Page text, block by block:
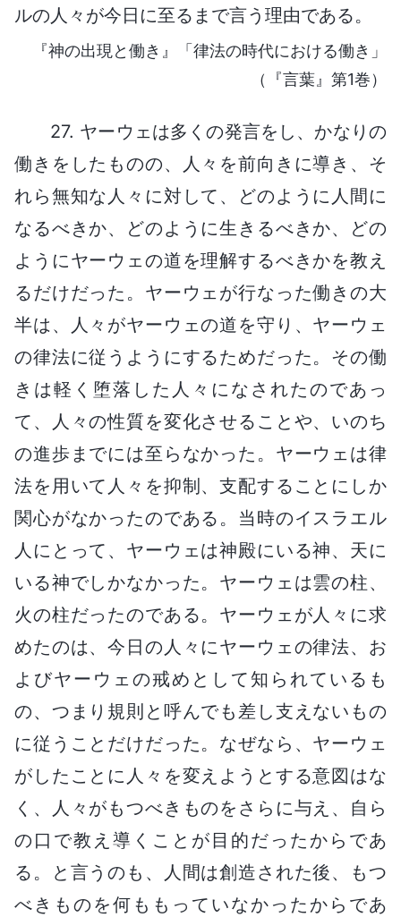
ルの人々が今日に至るまで言う理由である。
『神の出現と働き』「律法の時代における働き」
（『言葉』第1巻）
27. ヤーウェは多くの発言をし、かなりの
働きをしたものの、人々を前向きに導き、そ
れら無知な人々に対して、どのように人間に
なるべきか、どのように生きるべきか、どの
ようにヤーウェの道を理解するべきかを教え
るだけだった。ヤーウェが行なった働きの大
半は、人々がヤーウェの道を守り、ヤーウェ
の律法に従うようにするためだった。その働
きは軽く堕落した人々になされたのであっ
て、人々の性質を変化させることや、いのち
の進歩までには至らなかった。ヤーウェは律
法を用いて人々を抑制、支配することにしか
関心がなかったのである。当時のイスラエル
人にとって、ヤーウェは神殿にいる神、天に
いる神でしかなかった。ヤーウェは雲の柱、
火の柱だったのである。ヤーウェが人々に求
めたのは、今日の人々にヤーウェの律法、お
よびヤーウェの戒めとして知られているも
の、つまり規則と呼んでも差し支えないもの
に従うことだけだった。なぜなら、ヤーウェ
がしたことに人々を変えようとする意図はな
く、人々がもつべきものをさらに与え、自ら
の口で教え導くことが目的だったからであ
る。と言うのも、人間は創造された後、もつ
べきものを何ももっていなかったからであ